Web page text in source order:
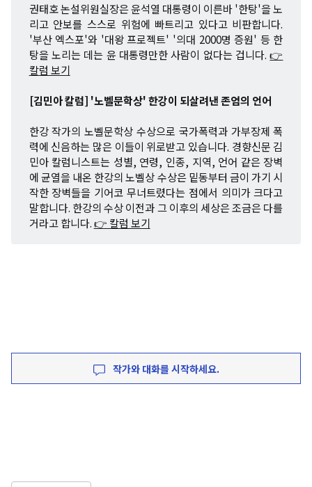
권태호 논설위원실장은 윤석열 대통령이 이른바 '한탕'을 노
리고 안보를 스스로 위험에 빠트리고 있다고 비판합니다.
'부산 엑스포'와 '대왕 프로젝트' '의대 2000명 증원' 등 한
탕을 노리는 데는 윤 대통령만한 사람이 없다는 겁니다.👉
칼럼 보기
[김민아 칼럼] '노벨문학상' 한강이 되살려낸 존엄의 언어
한강 작가의 노벨문학상 수상으로 국가폭력과 가부장제 폭
력에 신음하는 많은 이들이 위로받고 있습니다. 경향신문 김
민아 칼럼니스트는 성별, 연령, 인종, 지역, 언어 같은 장벽
에 균열을 내온 한강의 노벨상 수상은 밑동부터 금이 가기 시
작한 장벽들을 기어코 무너트렸다는 점에서 의미가 크다고
말합니다. 한강의 수상 이전과 그 이후의 세상은 조금은 다를
거라고 합니다.👉 칼럼 보기
작가와 대화를 시작하세요.